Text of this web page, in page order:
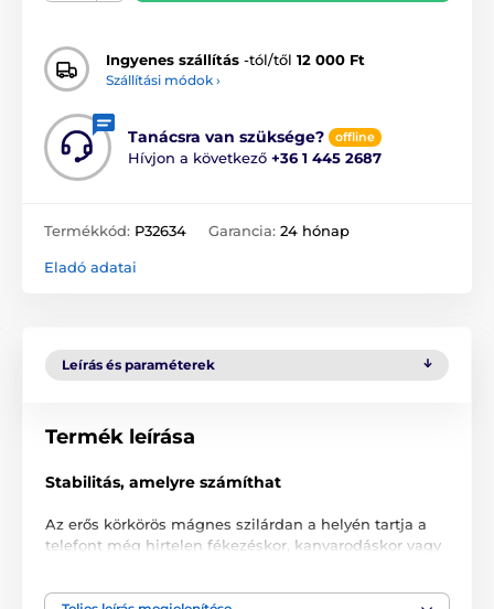
Ingyenes szállítás -tól/től 12 000 Ft
Szállítási módok ›
Tanácsra van szüksége? offline
Hívjon a következő +36 1 445 2687
Termékkód: P32634 Garancia: 24 hónap
Eladó adatai
Leírás és paraméterek
Termék leírása
Stabilitás, amelyre számíthat
Az erős körkörös mágnes szilárdan a helyén tartja a
telefont még hirtelen fékezéskor, kanyarodáskor vagy